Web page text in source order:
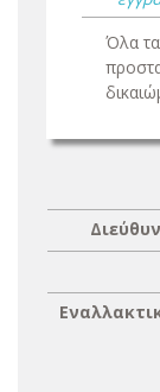
Όλα